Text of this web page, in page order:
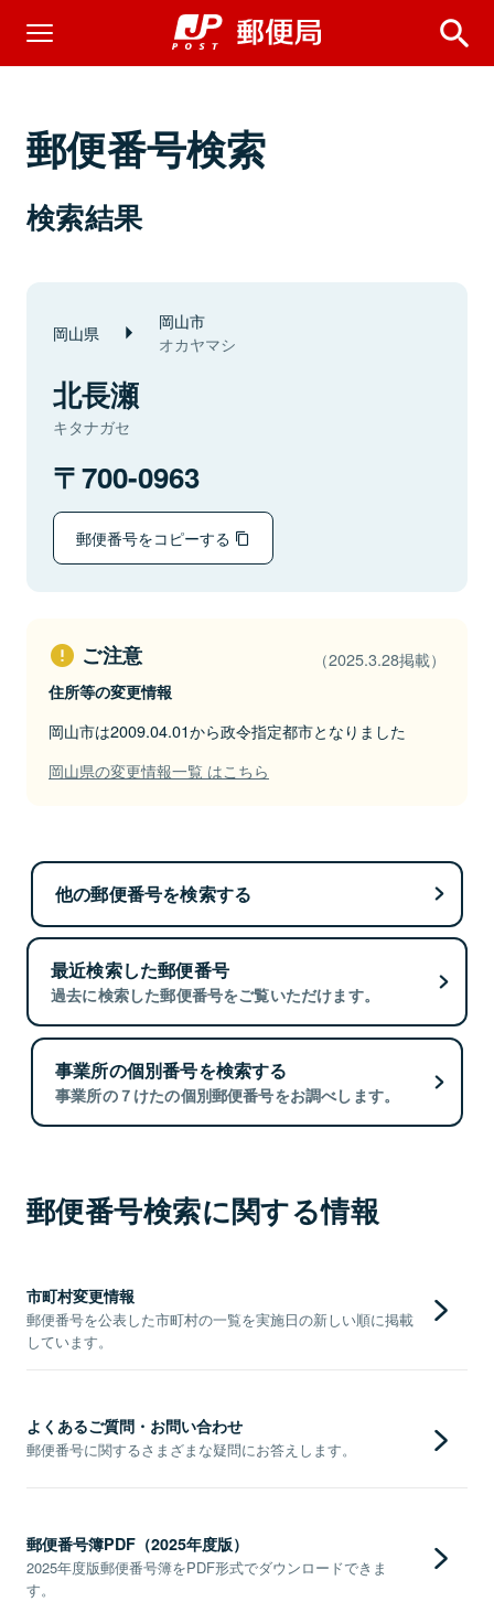
郵便番号検索
検索結果
岡山県 岡山市
オカヤマシ
北長瀬
キタナガセ
700-0963
郵便番号をコピーする
ご注意 （2025.3.28掲載）
住所等の変更情報
岡山市は2009.04.01から政令指定都市となりました
岡山県の変更情報一覧 はこちら
他の郵便番号を検索する
最近検索した郵便番号
過去に検索した郵便番号をご覧いただけます。
事業所の個別番号を検索する
事業所の７けたの個別郵便番号をお調べします。
郵便番号検索に関する情報
市町村変更情報
郵便番号を公表した市町村の一覧を実施日の新しい順に掲載
しています。
よくあるご質問・お問い合わせ
郵便番号に関するさまざまな疑問にお答えします。
郵便番号簿PDF（2025年度版）
2025年度版郵便番号簿をPDF形式でダウンロードできま
す。